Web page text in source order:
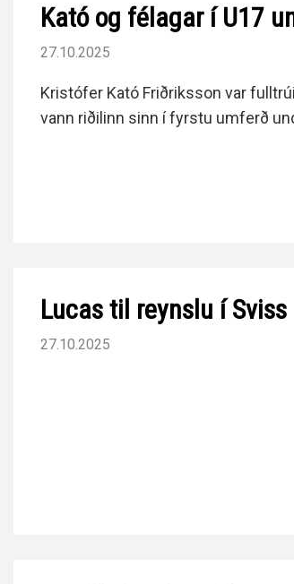
Kató og félagar í U17
27.10.2025
Kristófer Kató Friðriksson var
vann riðilinn sinn í fyrstu umferð
Lucas til reynslu í Sviss
27.10.2025